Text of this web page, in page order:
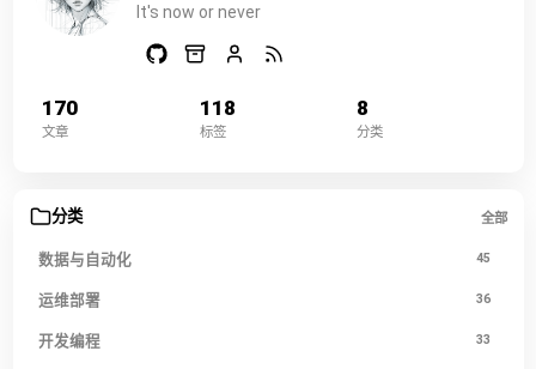
It's now or never
170
文章
118
标签
8
分类
分类 全部
数据与自动化 45
运维部署 36
开发编程 33